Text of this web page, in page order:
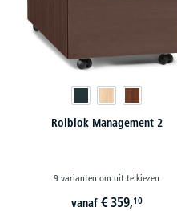
Rolblok Management 2
9 varianten om uit te kiezen
vanaf € 359,10